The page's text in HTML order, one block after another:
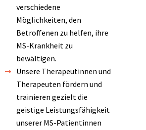
verschiedene
Möglichkeiten, den
Betroffenen zu helfen, ihre
MS-Krankheit zu
bewältigen.
Unsere Therapeutinnen und
Therapeuten fördern und
trainieren gezielt die
geistige Leistungsfähigkeit
unserer MS-Patientinnen